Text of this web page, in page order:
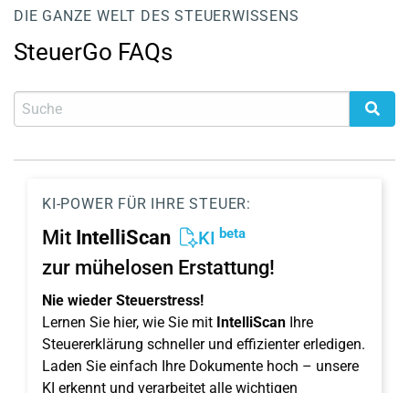
DIE GANZE WELT DES STEUERWISSENS
SteuerGo FAQs
KI-POWER FÜR IHRE STEUER:
Mit IntelliScan KI beta
zur mühelosen Erstattung!
Nie wieder Steuerstress!
Lernen Sie hier, wie Sie mit IntelliScan Ihre
Steuererklärung schneller und effizienter erledigen.
Laden Sie einfach Ihre Dokumente hoch – unsere
KI erkennt und verarbeitet alle wichtigen